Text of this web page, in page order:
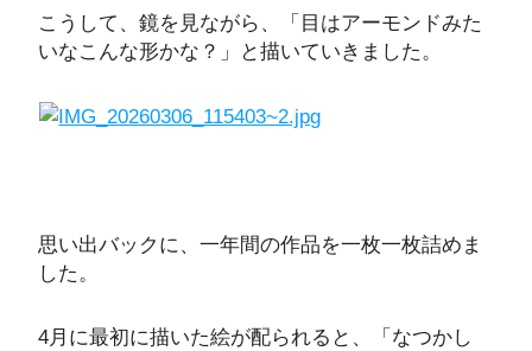
こうして、鏡を見ながら、「目はアーモンドみた
いなこんな形かな？」と描いていきました。
思い出バックに、一年間の作品を一枚一枚詰めま
した。
4月に最初に描いた絵が配られると、「なつかし